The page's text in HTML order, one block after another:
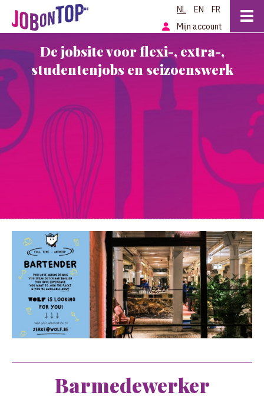
NL EN
FR
Mijn account
De jobsite voor flexi-, extra-,
studentenjobs en seizoenswerk
Barmedewerker